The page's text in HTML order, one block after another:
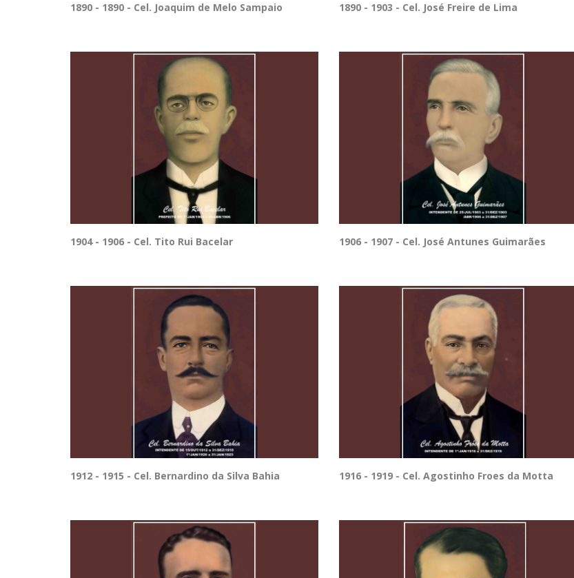
1890 - 1890 - Cel. Joaquim de Melo Sampaio 1890 - 1903 - Cel. José Freire de Lima
1904 - 1906 - Cel. Tito Rui Bacelar 1906 - 1907 - Cel. José Antunes Guimarães
1912 - 1915 - Cel. Bernardino da Silva Bahia 1916 - 1919 - Cel. Agostinho Froes da Motta